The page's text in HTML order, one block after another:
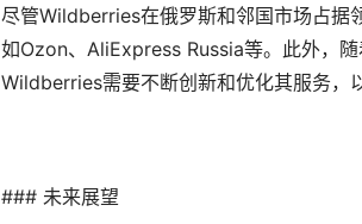
尽管Wildberries在俄罗斯和邻国市场占据
如Ozon、AliExpress Russia等。此外，
Wildberries需要不断创新和优化其服务，
### 未来展望